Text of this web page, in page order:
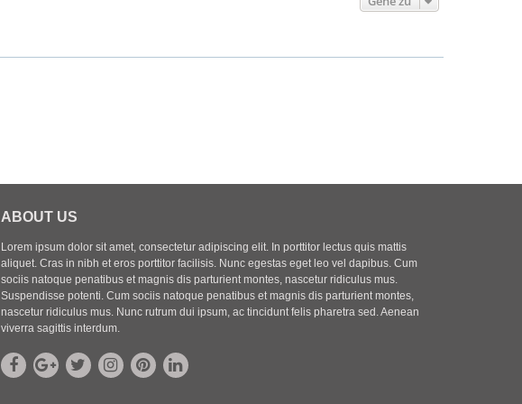
ABOUT US
Lorem ipsum dolor sit amet, consectetur adipiscing elit. In porttitor lectus quis mattis
aliquet. Cras in nibh et eros porttitor facilisis. Nunc egestas eget leo vel dapibus. Cum
sociis natoque penatibus et magnis dis parturient montes, nascetur ridiculus mus.
Suspendisse potenti. Cum sociis natoque penatibus et magnis dis parturient montes,
nascetur ridiculus mus. Nunc rutrum dui ipsum, ac tincidunt felis pharetra sed. Aenean
viverra sagittis interdum.